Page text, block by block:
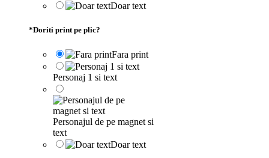
Doar text
*Doriti print pe plic?
Fara print
Personaj 1 si text
Personajul de pe magnet si
text
Doar text